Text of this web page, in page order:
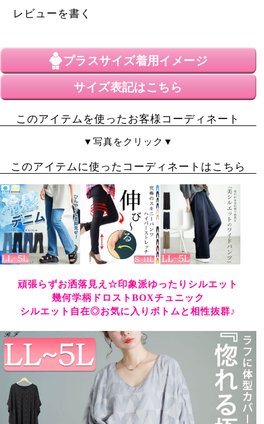
レビューを書く
プラスサイズ着用イメージ
サイズ表記はこちら
このアイテムを使ったお客様コーディネート
▼写真をクリック▼
このアイテムに使ったコーディネートはこちら
頑張らずお洒落見え☆印象派ゆったりシルエット
幾何学柄ドロストBOXチュニック
シルエット自在◎お気に入りボトムと相性抜群♪